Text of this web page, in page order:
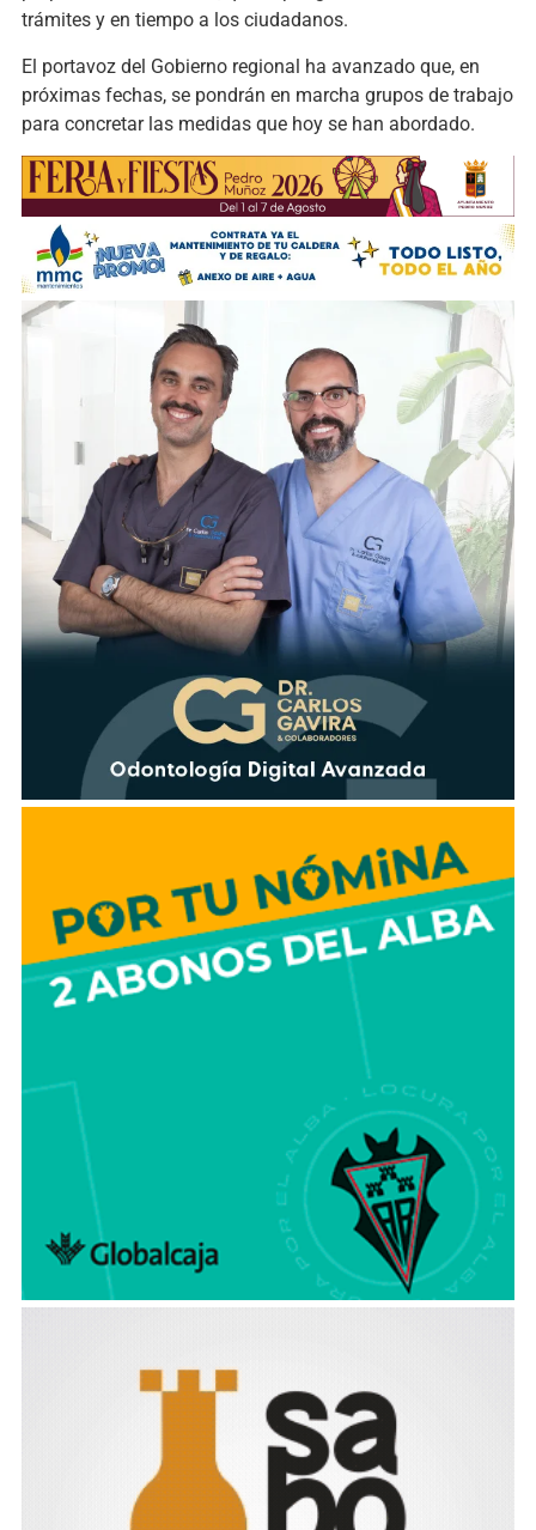
trámites y en tiempo a los ciudadanos.
El portavoz del Gobierno regional ha avanzado que, en
próximas fechas, se pondrán en marcha grupos de trabajo
para concretar las medidas que hoy se han abordado.